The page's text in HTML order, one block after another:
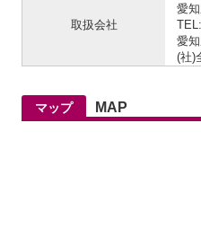
取扱会社
愛
愛
(社)
マップ MAP